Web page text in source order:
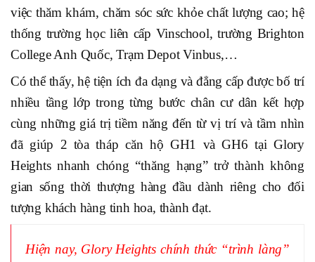
việc thăm khám, chăm sóc sức khỏe chất lượng cao; hệ
thống trường học liên cấp Vinschool, trường Brighton
College Anh Quốc, Trạm Depot Vinbus,…
Có thể thấy, hệ tiện ích đa dạng và đẳng cấp được bố trí
nhiều tầng lớp trong từng bước chân cư dân kết hợp
cùng những giá trị tiềm năng đến từ vị trí và tầm nhìn
đã giúp 2 tòa tháp căn hộ GH1 và GH6 tại Glory
Heights nhanh chóng “thăng hạng” trở thành không
gian sống thời thượng hàng đầu dành riêng cho đối
tượng khách hàng tinh hoa, thành đạt.
Hiện nay, Glory Heights chính thức “trình làng”